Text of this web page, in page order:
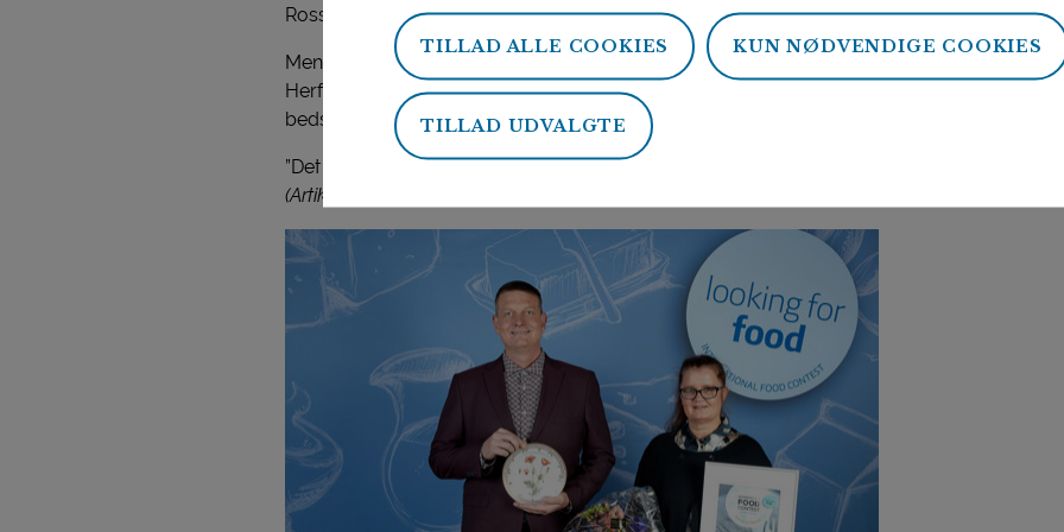
TILLAD ALLE COOKIES KUN NØDVENDIGE COOKIES
TILLAD UDVALGTE
Ross Sørensen.
Mens osten produceres på det forholdsvis lille mejeri Tistrup, bliver den færdiglagret og
Herfra påpegede Senior Site Director Klaus Jeppesen det specielle forhold, at
bedste.
”Det er det, forbrugerne vil have. Det er nemt og hurtigt, samtidig med at osten stadig
(Artiklen fortsætter under billedet)